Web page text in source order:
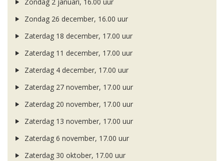
Zondag 2 januari, 16.00 uur
Zondag 26 december, 16.00 uur
Zaterdag 18 december, 17.00 uur
Zaterdag 11 december, 17.00 uur
Zaterdag 4 december, 17.00 uur
Zaterdag 27 november, 17.00 uur
Zaterdag 20 november, 17.00 uur
Zaterdag 13 november, 17.00 uur
Zaterdag 6 november, 17.00 uur
Zaterdag 30 oktober, 17.00 uur